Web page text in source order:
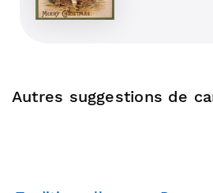
côté dessin
Autres suggestions de